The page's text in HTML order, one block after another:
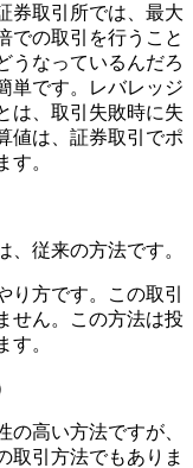
券取引所では、最大
での取引を行うこと
うなっているんだろ
単です。レバレッジ
は、取引失敗時に失
値は、証券取引でポ
す。
従来の方法です。
方です。この取引
せん。この方法は投
す。
の高い方法ですが、
取引方法でもありま